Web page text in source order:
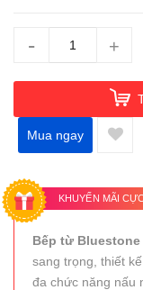
- +
Mua ngay
KHUYẾN MÃI
Bếp từ Bluestone
sang trọng, thiết
đa chức năng nấu